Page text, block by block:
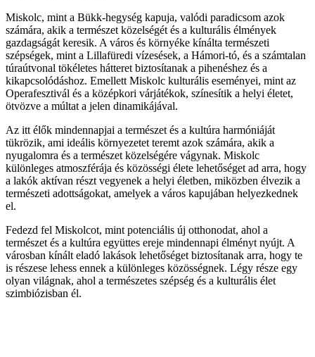
Miskolc, mint a Bükk-hegység kapuja, valódi paradicsom azok
számára, akik a természet közelségét és a kulturális élmények
gazdagságát keresik. A város és környéke kínálta természeti
szépségek, mint a Lillafüredi vízesések, a Hámori-tó, és a számtalan
túraútvonal tökéletes hátteret biztosítanak a pihenéshez és a
kikapcsolódáshoz. Emellett Miskolc kulturális eseményei, mint az
Operafesztivál és a középkori várjátékok, színesítik a helyi életet,
ötvözve a múltat a jelen dinamikájával.
Az itt élők mindennapjai a természet és a kultúra harmóniáját
tükrözik, ami ideális környezetet teremt azok számára, akik a
nyugalomra és a természet közelségére vágynak. Miskolc
különleges atmoszférája és közösségi élete lehetőséget ad arra, hogy
a lakók aktívan részt vegyenek a helyi életben, miközben élvezik a
természeti adottságokat, amelyek a város kapujában helyezkednek
el.
Fedezd fel Miskolcot, mint potenciális új otthonodat, ahol a
természet és a kultúra együttes ereje mindennapi élményt nyújt. A
városban kínált eladó lakások lehetőséget biztosítanak arra, hogy te
is részese lehess ennek a különleges közösségnek. Légy része egy
olyan világnak, ahol a természetes szépség és a kulturális élet
szimbiózisban él.